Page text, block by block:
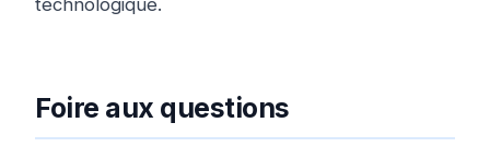
technologique.
Foire aux questions